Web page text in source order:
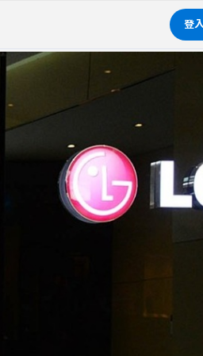
登